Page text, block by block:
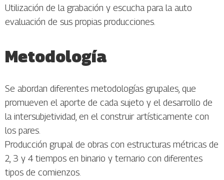
Utilización de la grabación y escucha para la auto
evaluación de sus propias producciones.
Metodología
Se abordan diferentes metodologías grupales, que
promueven el aporte de cada sujeto y el desarrollo de
la intersubjetividad, en el construir artísticamente con
los pares.
Producción grupal de obras con estructuras métricas de
2, 3 y 4 tiempos en binario y ternario con diferentes
tipos de comienzos.